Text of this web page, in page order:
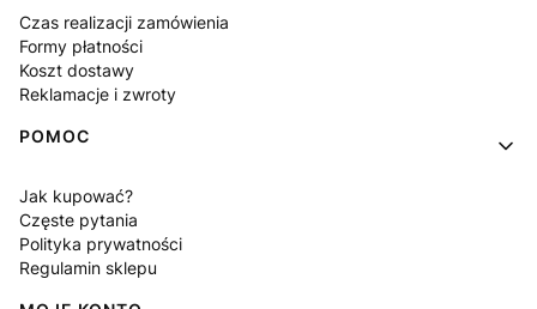
Czas realizacji zamówienia
Formy płatności
Koszt dostawy
Reklamacje i zwroty
POMOC
Jak kupować?
Częste pytania
Polityka prywatności
Regulamin sklepu